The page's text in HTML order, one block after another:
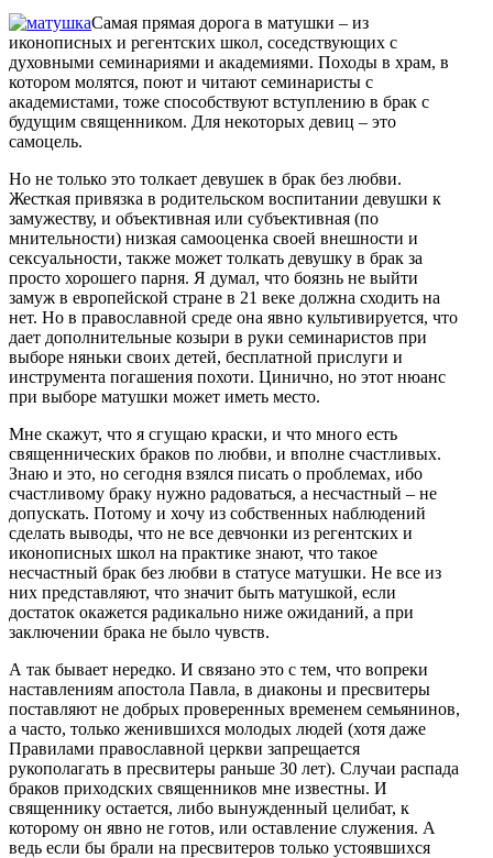
Самая прямая дорога в матушки – из
иконописных и регентских школ, соседствующих с
духовными семинариями и академиями. Походы в храм, в
котором молятся, поют и читают семинаристы с
академистами, тоже способствуют вступлению в брак с
будущим священником. Для некоторых девиц – это
самоцель.
Но не только это толкает девушек в брак без любви.
Жесткая привязка в родительском воспитании девушки к
замужеству, и объективная или субъективная (по
мнительности) низкая самооценка своей внешности и
сексуальности, также может толкать девушку в брак за
просто хорошего парня. Я думал, что боязнь не выйти
замуж в европейской стране в 21 веке должна сходить на
нет. Но в православной среде она явно культивируется, что
дает дополнительные козыри в руки семинаристов при
выборе няньки своих детей, бесплатной прислуги и
инструмента погашения похоти. Цинично, но этот нюанс
при выборе матушки может иметь место.
Мне скажут, что я сгущаю краски, и что много есть
священнических браков по любви, и вполне счастливых.
Знаю и это, но сегодня взялся писать о проблемах, ибо
счастливому браку нужно радоваться, а несчастный – не
допускать. Потому и хочу из собственных наблюдений
сделать выводы, что не все девчонки из регентских и
иконописных школ на практике знают, что такое
несчастный брак без любви в статусе матушки. Не все из
них представляют, что значит быть матушкой, если
достаток окажется радикально ниже ожиданий, а при
заключении брака не было чувств.
А так бывает нередко. И связано это с тем, что вопреки
наставлениям апостола Павла, в диаконы и пресвитеры
поставляют не добрых проверенных временем семьянинов,
а часто, только женившихся молодых людей (хотя даже
Правилами православной церкви запрещается
рукополагать в пресвитеры раньше 30 лет). Случаи распада
браков приходских священников мне известны. И
священнику остается, либо вынужденный целибат, к
которому он явно не готов, или оставление служения. А
ведь если бы брали на пресвитеров только устоявшихся